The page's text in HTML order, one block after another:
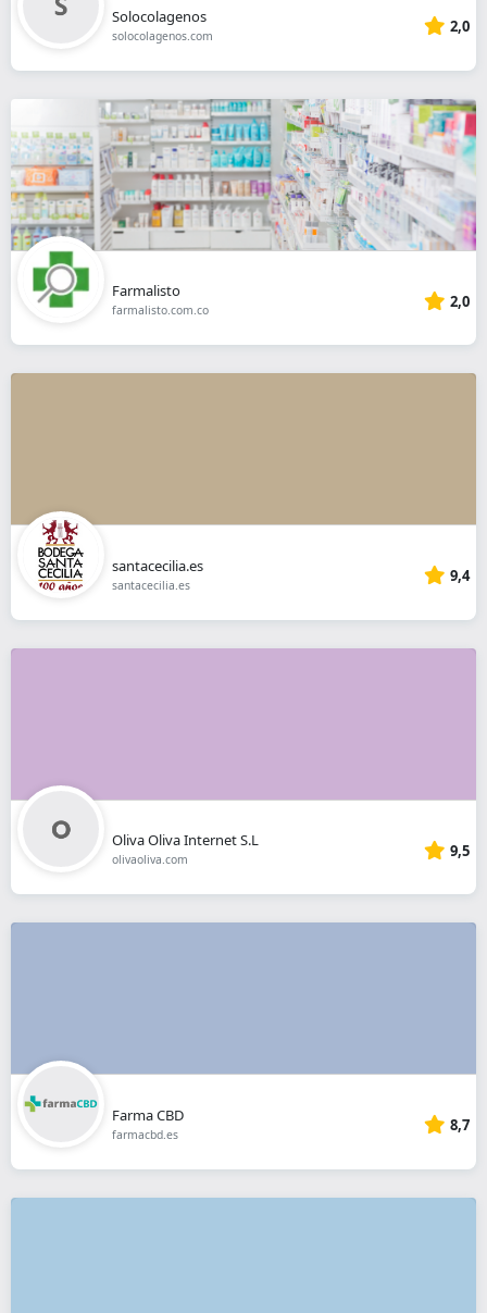
Solocolagenos
solocolagenos.com 2,0
Farmalisto
farmalisto.com.co 2,0
santacecilia.es
santacecilia.es 9,4
Oliva Oliva Internet S.L
olivaoliva.com 9,5
Farma CBD
farmacbd.es 8,7